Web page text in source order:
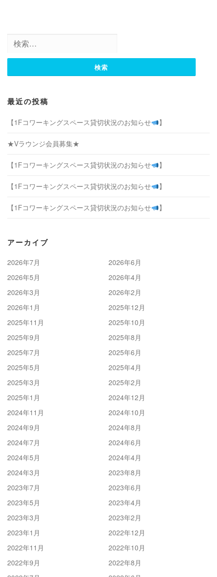
索:
最近の投稿
【1Fコワーキングスペース貸切状況のお知らせ 】
★Vラウンジ会員募集★
【1Fコワーキングスペース貸切状況のお知らせ 】
【1Fコワーキングスペース貸切状況のお知らせ 】
【1Fコワーキングスペース貸切状況のお知らせ 】
アーカイブ
2026年7月
2026年6月
2026年5月
2026年4月
2026年3月
2026年2月
2026年1月
2025年12月
2025年11月
2025年10月
2025年9月
2025年8月
2025年7月
2025年6月
2025年5月
2025年4月
2025年3月
2025年2月
2025年1月
2024年12月
2024年11月
2024年10月
2024年9月
2024年8月
2024年7月
2024年6月
2024年5月
2024年4月
2024年3月
2023年8月
2023年7月
2023年6月
2023年5月
2023年4月
2023年3月
2023年2月
2023年1月
2022年12月
2022年11月
2022年10月
2022年9月
2022年8月